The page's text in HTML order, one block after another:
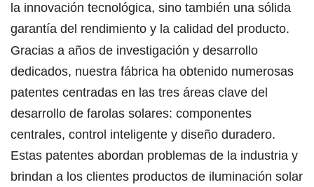
la innovación tecnológica, sino también una sólida
garantía del rendimiento y la calidad del producto.
Gracias a años de investigación y desarrollo
dedicados, nuestra fábrica ha obtenido numerosas
patentes centradas en las tres áreas clave del
desarrollo de farolas solares: componentes
centrales, control inteligente y diseño duradero.
Estas patentes abordan problemas de la industria y
brindan a los clientes productos de iluminación solar